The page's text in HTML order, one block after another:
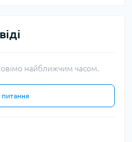
найближчим часом.